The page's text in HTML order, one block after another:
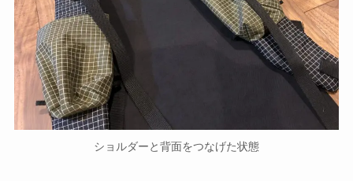
ショルダーと背面をつなげた状態